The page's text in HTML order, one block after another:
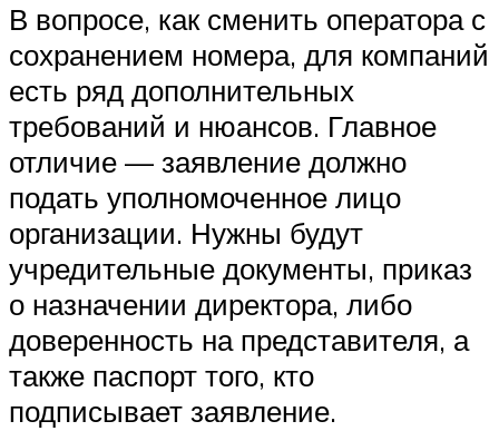
В вопросе, как сменить оператора с
сохранением номера, для компаний
есть ряд дополнительных
требований и нюансов. Главное
отличие — заявление должно
подать уполномоченное лицо
организации. Нужны будут
учредительные документы, приказ
о назначении директора, либо
доверенность на представителя, а
также паспорт того, кто
подписывает заявление.